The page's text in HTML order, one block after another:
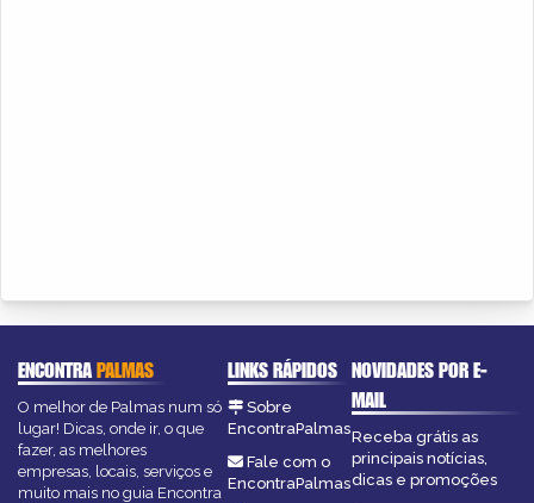
ENCONTRAPALMAS
O melhor de Palmas num só
lugar! Dicas, onde ir, o que
fazer, as melhores
empresas, locais, serviços e
muito mais no guia Encontra
LINKS RÁPIDOS
Sobre
EncontraPalmas
Fale com o
EncontraPalmas
NOVIDADES POR E-
MAIL
Receba grátis as
principais notícias,
dicas e promoções